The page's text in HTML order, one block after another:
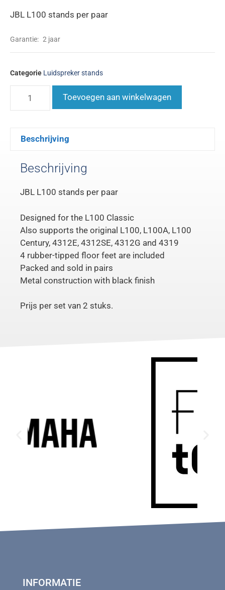
JBL L100 stands per paar
Garantie: 2 jaar
Categorie Luidspreker stands
Toevoegen aan winkelwagen
Beschrijving
Beschrijving
JBL L100 stands per paar
Designed for the L100 Classic
Also supports the original L100, L100A, L100
Century, 4312E, 4312SE, 4312G and 4319
4 rubber-tipped floor feet are included
Packed and sold in pairs
Metal construction with black finish
Prijs per set van 2 stuks.
INFORMATIE